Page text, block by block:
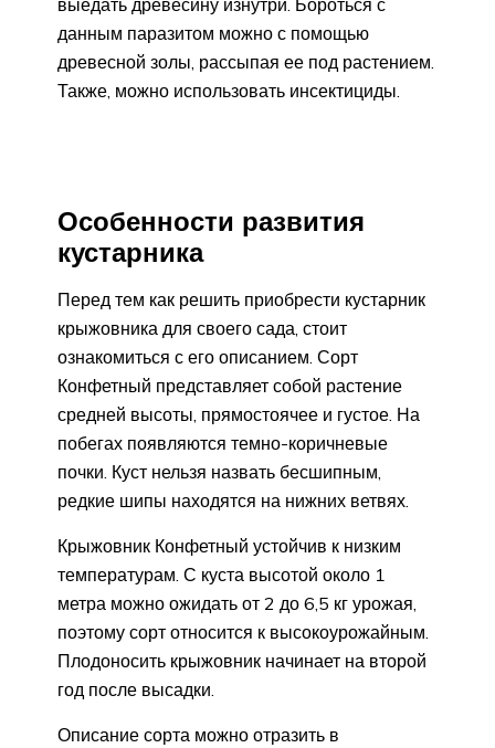
данным паразитом можно с помощью
древесной золы, рассыпая ее под растением.
Также, можно использовать инсектициды.
Особенности развития
кустарника
Перед тем как решить приобрести кустарник
крыжовника для своего сада, стоит
ознакомиться с его описанием. Сорт
Конфетный представляет собой растение
средней высоты, прямостоячее и густое. На
побегах появляются темно-коричневые
почки. Куст нельзя назвать бесшипным,
редкие шипы находятся на нижних ветвях.
Крыжовник Конфетный устойчив к низким
температурам. С куста высотой около 1
метра можно ожидать от 2 до 6,5 кг урожая,
поэтому сорт относится к высокоурожайным.
Плодоносить крыжовник начинает на второй
год после высадки.
Описание сорта можно отразить в